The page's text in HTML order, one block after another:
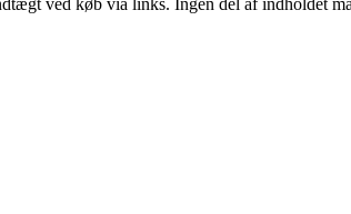
ved køb via links. Ingen del af indholdet